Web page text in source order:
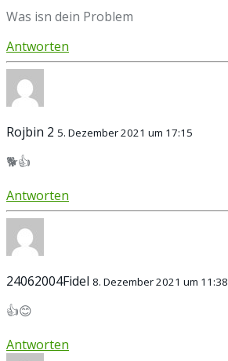
Was isn dein Problem
Antworten
Rojbin 2 5. Dezember 2021 um 17:15
🐕👍
Antworten
24062004Fidel 8. Dezember 2021 um 11:38
👍😊
Antworten